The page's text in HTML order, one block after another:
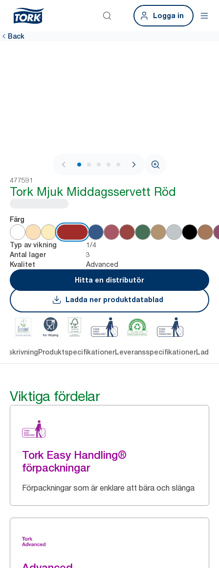
Logga in
Back
1 / 7
477591
Tork Mjuk Middagsservett Röd
Färg
Typ av vikning 1/4
Antal lager 3
Kvalitet
Advanced
Hitta en distributör
Ladda ner produktdatablad
ProduktspecifikationerLeveransspecifikationerLadda
Viktiga fördelar
Tork Easy Handling®
förpackningar
Förpackningar som är enklare att bära och slänga